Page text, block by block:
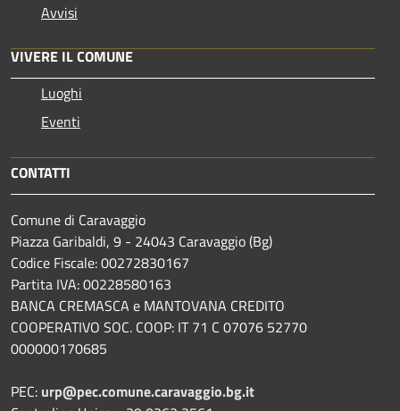
Avvisi
VIVERE IL COMUNE
Luoghi
Eventi
CONTATTI
Comune di Caravaggio
Piazza Garibaldi, 9 - 24043 Caravaggio (Bg)
Codice Fiscale: 00272830167
Partita IVA: 00228580163
BANCA CREMASCA e MANTOVANA CREDITO
COOPERATIVO SOC. COOP: IT 71 C 07076 52770
000000170685
PEC: urp@pec.comune.caravaggio.bg.it